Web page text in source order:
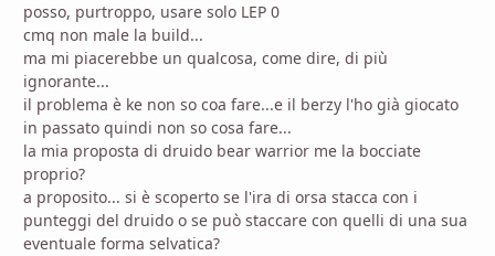
posso, purtroppo, usare solo LEP 0
cmq non male la build...
ma mi piacerebbe un qualcosa, come dire, di più
ignorante...
il problema è ke non so coa fare...e il berzy l'ho già giocato
in passato quindi non so cosa fare...
la mia proposta di druido bear warrior me la bocciate
proprio?
a proposito... si è scoperto se l'ira di orsa stacca con i
punteggi del druido o se può staccare con quelli di una sua
eventuale forma selvatica?